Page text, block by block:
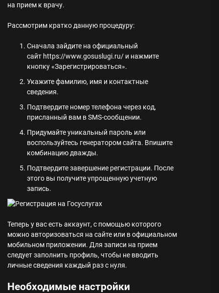
на прием к врачу.
Рассмотрим кратко данную процедуру:
Сначала зайдите на официальный
сайт https://www.gosuslugi.ru/ и нажмите
кнопку «Зарегистрироваться».
Укажите фамилию, имя и контактные
сведения.
Подтвердите номер телефона через код,
присланный вам в SMS-сообщении.
Придумайте уникальный пароль или
воспользуйтесь генератором сайта. Впишите
комбинацию дважды.
Подтвердите завершение регистрации. После
этого вы получите упрощенную учетную
запись.
Теперь у вас есть аккаунт, с помощью которого
можно авторизоваться на сайте или в официальном
мобильном приложении. Для записи на прием
следует заполнить профиль, чтобы не вводить
личные сведения каждый раз с нуля.
Необходимые настройки